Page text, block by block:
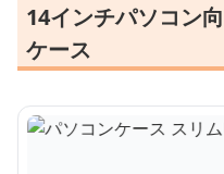
14インチパソコン
ケース